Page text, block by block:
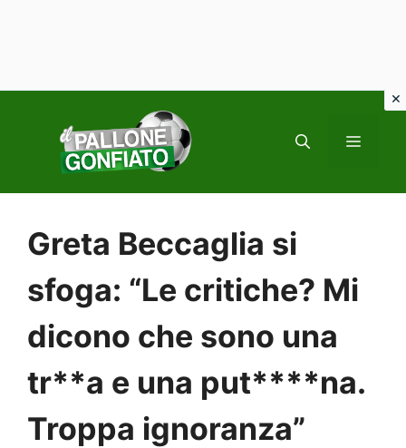
contenuto
MENU
Greta Beccaglia si
sfoga: “Le critiche? Mi
dicono che sono una
tr**a e una put****na.
Troppa ignoranza”